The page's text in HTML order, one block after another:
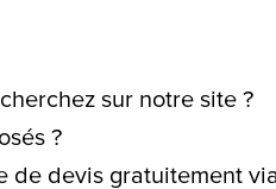
sur notre site ?
?
de devis gratuitement via